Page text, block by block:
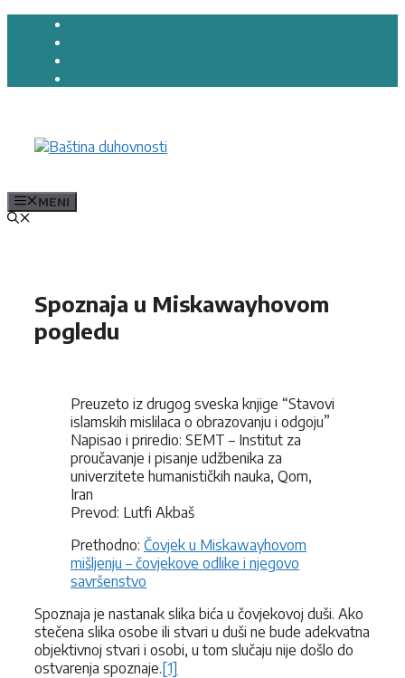
Preskoči
MENI
Spoznaja u Miskawayhovom
pogledu
Preuzeto iz drugog sveska knjige “Stavovi
islamskih mislilaca o obrazovanju i odgoju”
Napisao i priredio: SEMT – Institut za
proučavanje i pisanje udžbenika za
univerzitete humanističkih nauka, Qom,
Iran
Prevod: Lutfi Akbaš
Prethodno: Čovjek u Miskawayhovom
mišljenju – čovjekove odlike i njegovo
savršenstvo
Spoznaja je nastanak slika bića u čovjekovoj duši. Ako
stečena slika osobe ili stvari u duši ne bude adekvatna
objektivnoj stvari i osobi, u tom slučaju nije došlo do
ostvarenja spoznaje.[1]